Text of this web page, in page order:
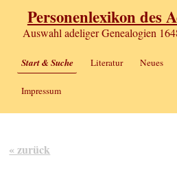
Personenlexikon des
Auswahl adeliger Genealogien
Start & Suche Literatur Neues
Impressum
« zurück